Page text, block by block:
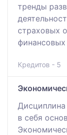
тренды
страховых
финансовых
Кредитов - 5
в себя